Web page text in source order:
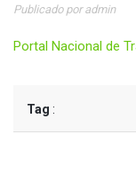
20
Ene
Publicado por admin
Portal Nacional de
Tag :